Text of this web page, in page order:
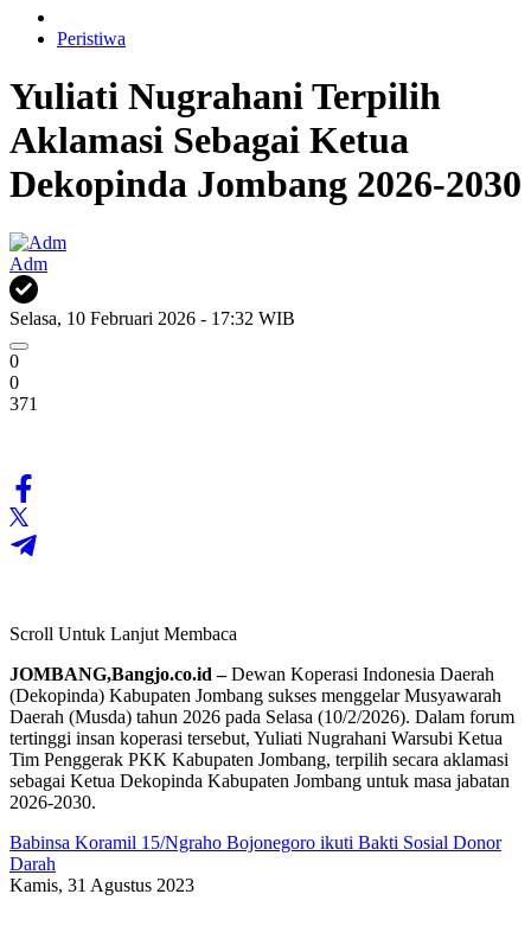
Peristiwa
Yuliati Nugrahani Terpilih
Aklamasi Sebagai Ketua
Dekopinda Jombang 2026-2030
Adm
Selasa, 10 Februari 2026 - 17:32 WIB
0
0
371
Scroll Untuk Lanjut Membaca
JOMBANG,Bangjo.co.id –Dewan Koperasi Indonesia Daerah
(Dekopinda) Kabupaten Jombang sukses menggelar Musyawarah
Daerah (Musda) tahun 2026 pada Selasa (10/2/2026). Dalam forum
tertinggi insan koperasi tersebut, Yuliati Nugrahani Warsubi Ketua
Tim Penggerak PKK Kabupaten Jombang, terpilih secara aklamasi
sebagai Ketua Dekopinda Kabupaten Jombang untuk masa jabatan
2026-2030.
Babinsa Koramil 15/Ngraho Bojonegoro ikuti Bakti Sosial Donor
Darah
Kamis, 31 Agustus 2023